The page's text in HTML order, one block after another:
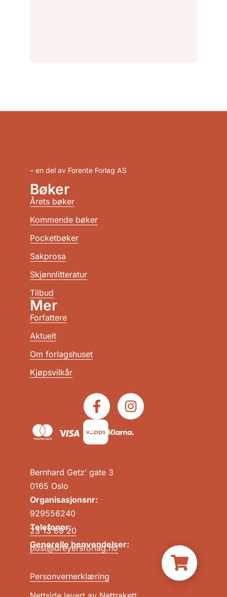
– en del av Forente Forlag AS
Bernhard Getz’ gate 3
0165 Oslo
Organisasjonsnr:
929556240
Telefonnr:
23 13 69 20
Generelle henvendelser:
post@dreyersforlag.no
Personvernerklæring
Bøker
Årets bøker
Kommende bøker
Pocketbøker
Sakprosa
Skjønnlitteratur
Tilbud
Mer
Forfattere
Aktuelt
Om forlagshuset
Kjøpsvilkår